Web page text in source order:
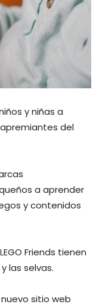
y niñas a
del
a aprender
y contenidos
Friends tienen
las selvas.
sitio web